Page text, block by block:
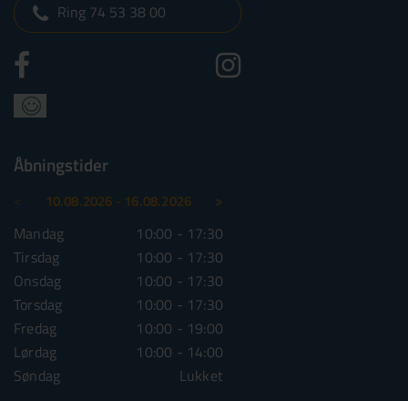
Ring 74 53 38 00
Åbningstider
>
10.08.2026 - 16.08.2026
Mandag
10:00 - 17:30
Tirsdag
10:00 - 17:30
Onsdag
10:00 - 17:30
Torsdag
10:00 - 17:30
Fredag
10:00 - 19:00
Lørdag
10:00 - 14:00
Søndag
Lukket